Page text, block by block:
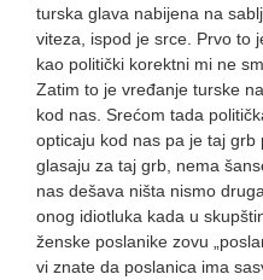
turska glava nabijena na
viteza, ispod je srce. Prvo to
kao politički korektni mi ne
Zatim to je vređanje turske
kod nas. Srećom tada
opticaju kod nas pa je taj
glasaju za taj grb, nema
nas dešava ništa nismo
onog idiotluka kada u
ženske poslanike zovu
vi znate da poslanica ima